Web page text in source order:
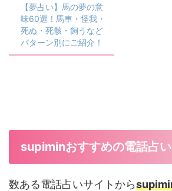
【夢占い】馬の夢の意
味60選！馬車・怪我・
死ぬ・死骸・飼うなど
パターン別にご紹介！
supiminおすすめの電話占い
数ある電話占いサイトから